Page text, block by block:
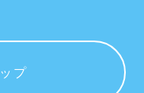
プ